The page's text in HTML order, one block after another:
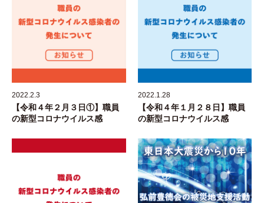
2022.2.3
【令和４年２月３日①】職員
の新型コロナウイルス感
2022.1.28
【令和４年１月２８日】職員
の新型コロナウイルス感